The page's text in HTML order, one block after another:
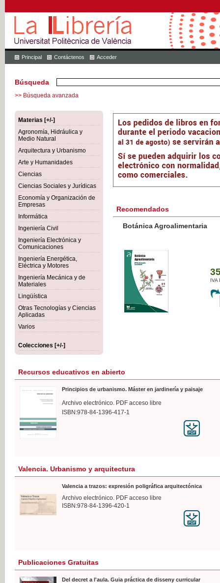
Principal Contáctenos Acceder
Búsqueda
>> Búsqueda avanzada
Materias [+/-]
Agronomía, Hidráulica y
Medio Natural
Arquitectura y Urbanismo
Arte y Humanidades
Ciencias
Ciencias Sociales y Jurídicas
Economía y Organización de
Empresas
Informática
Ingeniería Civil
Ingeniería Electrónica y
Comunicaciones
Ingeniería Energética,
Eléctrica y Motores
Ingeniería Mecánica y de
Materiales
Lingüística
Otras Tecnologías y Ciencias
Aplicadas
Varios
Colecciones [+/-]
Recomendados
Botánica Agroalimentaria
IVA
Recursos educativos en abierto
Principios de urbanismo. Máster en jardinería y paisaje
Archivo electrónico. PDF acceso libre
ISBN:978-84-1396-417-1
Valencia. Urbanismo y arquitectura
Valencia a trazos: expresión poligráfica arquitectónica
Archivo electrónico. PDF acceso libre
ISBN:978-84-1396-420-1
Publicaciones Gratuitas
Del decret a l'aula. Guia práctica de disseny curricular